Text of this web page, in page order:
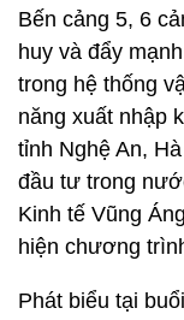
Bến cảng 5, 6
huy và đẩy
trong hệ thống
năng xuất nhập
tỉnh Nghệ An,
đầu tư trong
Kinh tế Vũng
hiện chương
Phát biểu tại